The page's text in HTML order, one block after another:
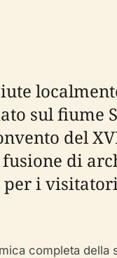
sul fiume
del
fusione di
per i
completa